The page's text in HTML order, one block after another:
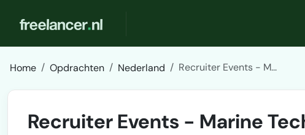
Home Opdrachten Nederland Recruiter Events - M...
Recruiter Events - Marine